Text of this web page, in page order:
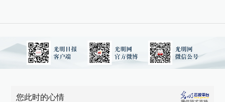
您此时的心情